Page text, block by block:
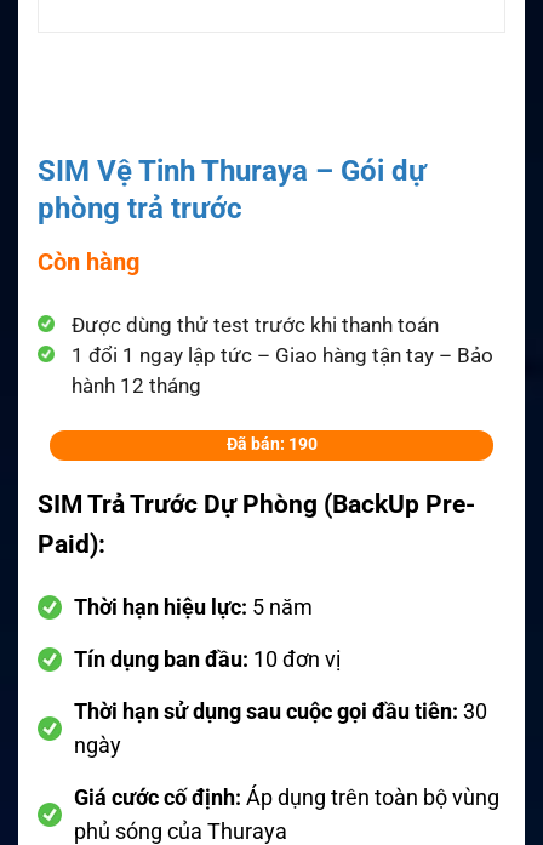
SIM Vệ Tinh Thuraya – Gói dự
phòng trả trước
Còn hàng
Được dùng thử test trước khi thanh toán
1 đổi 1 ngay lập tức – Giao hàng tận tay – Bảo
hành 12 tháng
Đã bán: 190
SIM Trả Trước Dự Phòng (BackUp Pre-
Paid):
Thời hạn hiệu lực: 5 năm
Tín dụng ban đầu: 10 đơn vị
Thời hạn sử dụng sau cuộc gọi đầu tiên: 30
ngày
Giá cước cố định: Áp dụng trên toàn bộ vùng
phủ sóng của Thuraya